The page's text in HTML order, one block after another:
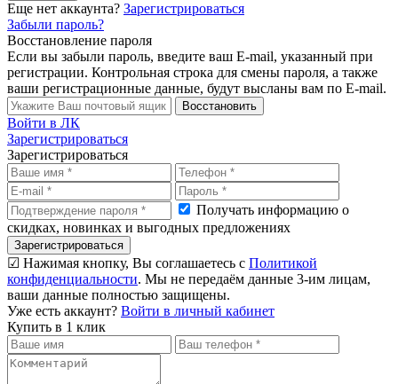
Еще нет аккаунта? Зарегистрироваться
Забыли пароль?
Восстановление пароля
Если вы забыли пароль, введите ваш E-mail, указанный при
регистрации. Контрольная строка для смены пароля, а также
ваши регистрационные данные, будут высланы вам по E-mail.
Восстановить
Войти в ЛК
Зарегистрироваться
Зарегистрироваться
Получать информацию о
скидках, новинках и выгодных предложениях
Зарегистрироваться
☑ Нажимая кнопку, Вы соглашаетесь с Политикой
конфиденциальности. Мы не передаём данные 3-им лицам,
ваши данные полностью защищены.
Уже есть аккаунт? Войти в личный кабинет
Купить в 1 клик